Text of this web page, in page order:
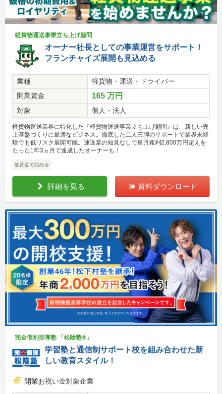
軽貨物運送事業立ち上げ顧問
オーナー社長としての事業運営をサポート！
フランチャイズ展開も見込める
業種
軽貨物・運送・ドライバー
開業資金
165 万円
対象 個人・法人
軽貨物運送業界に特化した『軽貨物運送事業立ち上げ顧問』は、新しい売
上基盤づくりに最適なビジネス。徹底した二人三脚のサポートで業界未経
験でも低リスク展開可能。運送業の知見なしで単月粗利2,800万円超えを
たった1年3ヵ月で達成したオーナーも！
低資金で始める
詳細を見る 資料ダウンロード
完全個別指導塾 「松陰塾®」
学習塾と通信制サポート校を組み合わせた新
しい教育スタイル！
開業お祝い金対象企業